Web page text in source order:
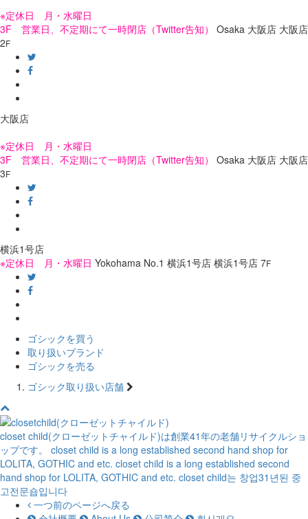
※定休日 月・水曜日
3F 営業日、不定期にて一時閉店（Twitter告知）
Osaka 大阪店 大阪店
2F
大阪店
※定休日 月・水曜日
3F 営業日、不定期にて一時閉店（Twitter告知）
Osaka 大阪店 大阪店
3F
横浜1号店
※定休日 月・水曜日 Yokohama No.1 横浜1号店 横浜1号店 7F
ゴシックを買う
取り扱いブランド
ゴシックを売る
ゴシック取り扱い店舗
closet child(クローゼットチャイルド)は創業41年の老舗リサイクルショ
ップです。
closet child is a long established second hand shop for
LOLITA, GOTHIC and etc. closet child is a long established second
hand shop for LOLITA, GOTHIC and etc. closet child는 창업31년된 중
고전문숍입니다
一つ前のページへ戻る